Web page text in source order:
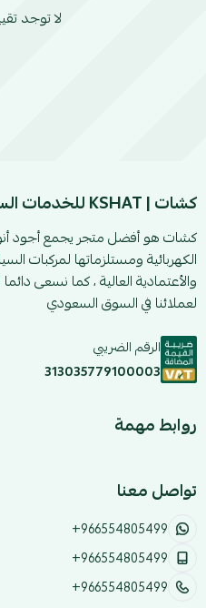
لا توجد
كشات | KSHAT للخدمات السيارات البرية
كشات هو أفضل متجر يجمع أجود
الكهربائية ومستلزماتها لمركبات
والأعتمادية العالية ، كما نسعى
لعملائنا في السوق السعودي
الرقم الضريبي
313035779100003
روابط مهمة
تواصل معنا
+966554805499
+966554805499
+966554805499